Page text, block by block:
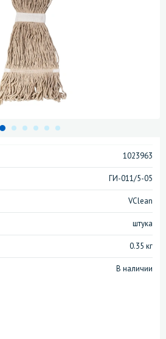
1023963
ГИ-011/5-05
VClean
штука
0.35 кг
В наличии